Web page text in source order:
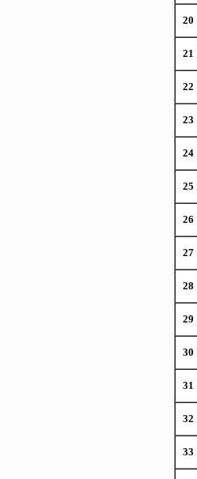
20
21
22
23
24
25
26
27
28
29
30
31
32
33